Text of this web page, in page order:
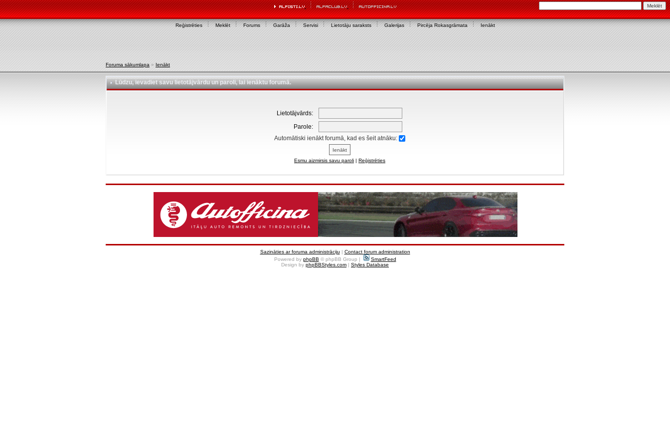
Reģistrēties Meklēt Forums Garāža Servisi Lietotāju saraksts Galerijas Pircēja Rokasgrāmata Ienākt
Foruma sākumlapa » Ienākt
Lūdzu, ievadiet savu lietotājvārdu un paroli, lai ienāktu forumā.
Lietotājvārds:
Parole:
Automātiski ienākt forumā, kad es šeit atnāku:
Esmu aizmirsis savu paroli | Reģistrēties
Sazināties ar foruma administrāciju | Contact forum administration
Powered by phpBB © phpBB Group |
SmartFeed
Design by phpBBStyles.com | Styles Database